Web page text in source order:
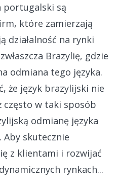
portugalski są
które zamierzają
działalność na rynki
Brazylię, gdzie
odmiana tego języka.
że język brazylijski nie
często w taki sposób
odmianę języka
skutecznie
z klientami i rozwijać
rynkach...